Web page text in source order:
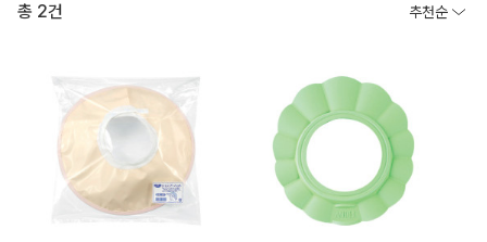
총 2건 추천순